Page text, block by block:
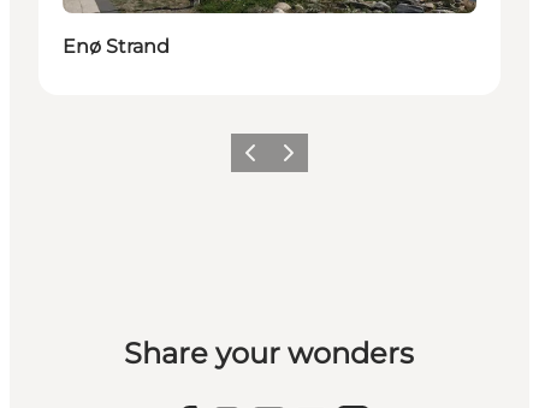
Enø Strand
ZurückWeiter
Share your wonders